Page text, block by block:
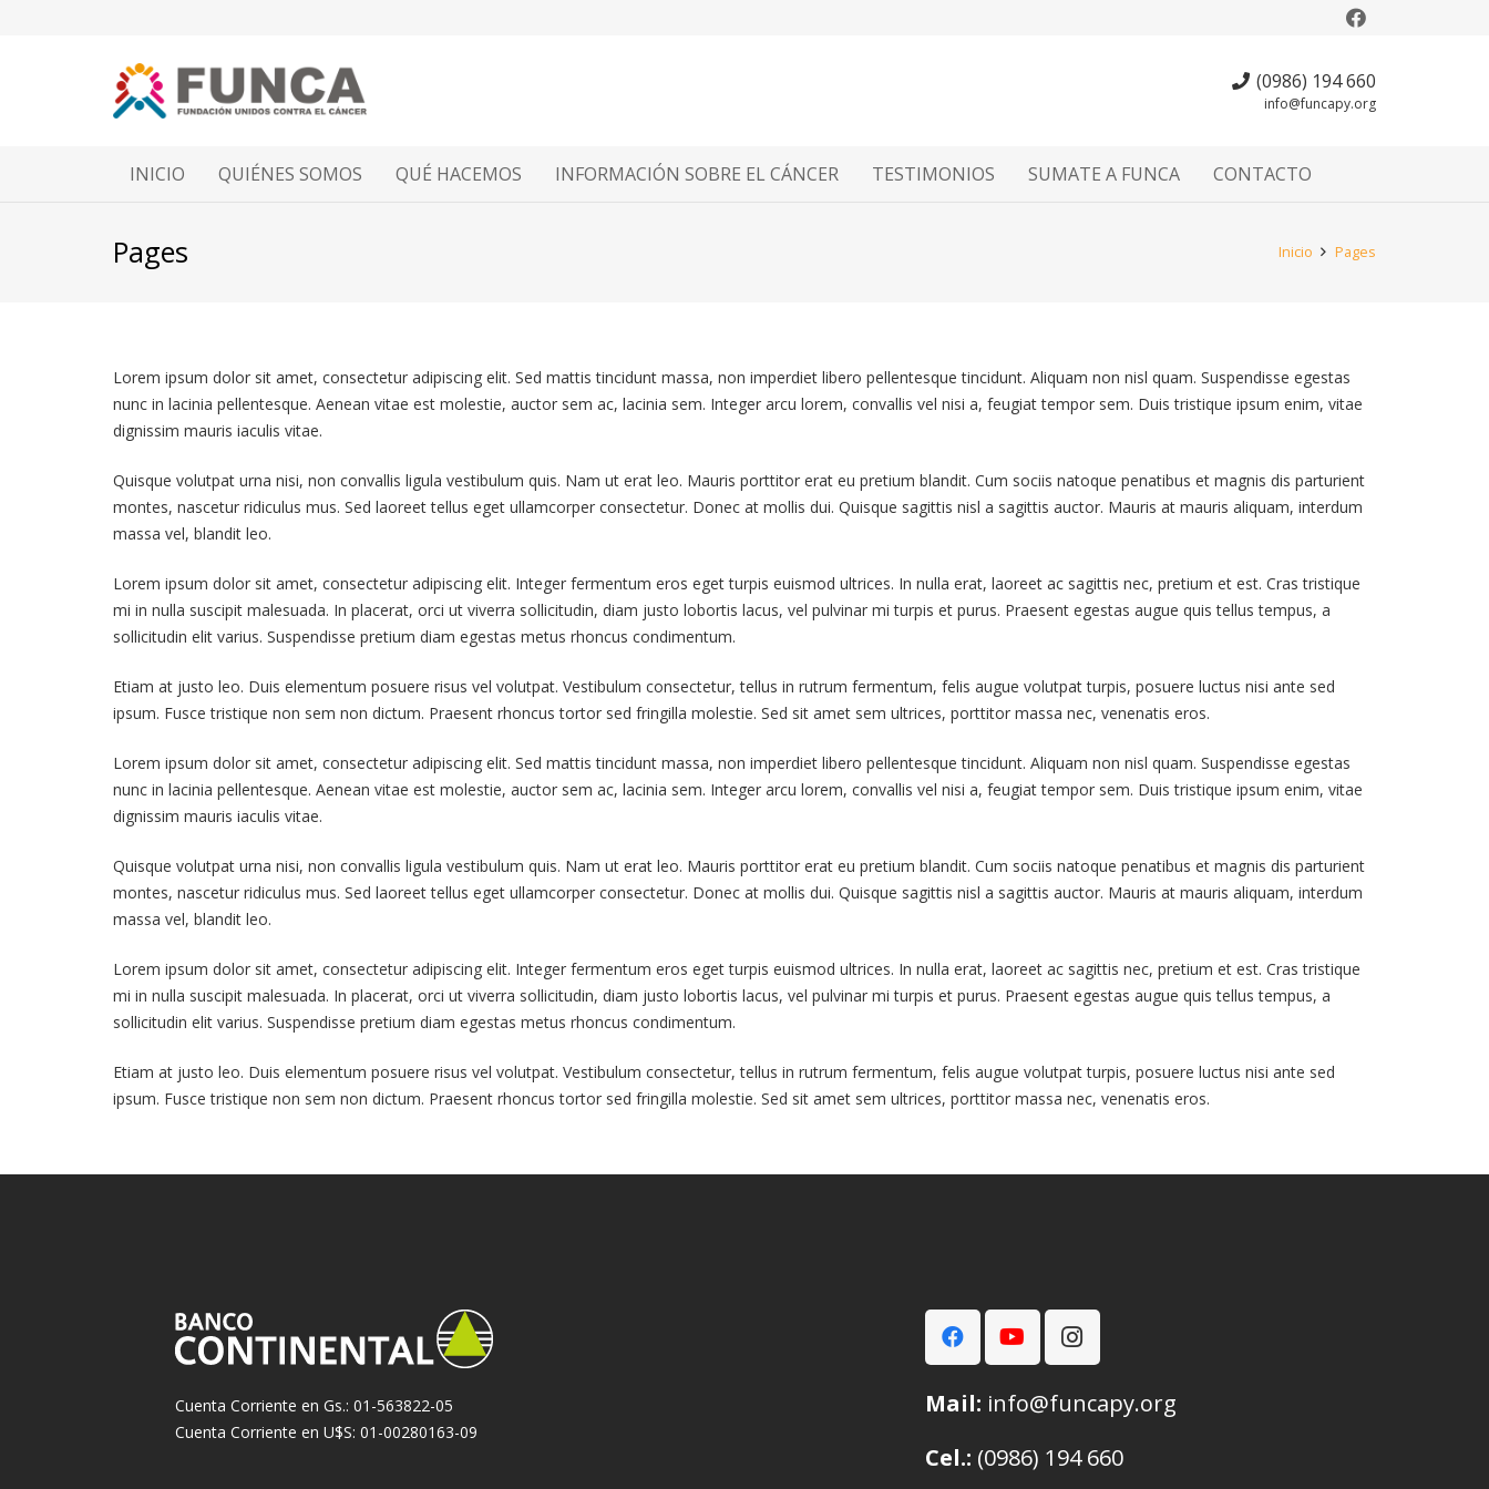
(0986) 194 660
info@funcapy.org
INICIO QUIÉNES SOMOS QUÉ HACEMOS INFORMACIÓN SOBRE EL CÁNCER TESTIMONIOS SUMATE A FUNCA CONTACTO
Pages Inicio Pages
Lorem ipsum dolor sit amet, consectetur adipiscing elit. Sed mattis tincidunt massa, non imperdiet libero pellentesque tincidunt. Aliquam non nisl quam. Suspendisse egestas
nunc in lacinia pellentesque. Aenean vitae est molestie, auctor sem ac, lacinia sem. Integer arcu lorem, convallis vel nisi a, feugiat tempor sem. Duis tristique ipsum enim, vitae
dignissim mauris iaculis vitae.
Quisque volutpat urna nisi, non convallis ligula vestibulum quis. Nam ut erat leo. Mauris porttitor erat eu pretium blandit. Cum sociis natoque penatibus et magnis dis parturient
montes, nascetur ridiculus mus. Sed laoreet tellus eget ullamcorper consectetur. Donec at mollis dui. Quisque sagittis nisl a sagittis auctor. Mauris at mauris aliquam, interdum
massa vel, blandit leo.
Lorem ipsum dolor sit amet, consectetur adipiscing elit. Integer fermentum eros eget turpis euismod ultrices. In nulla erat, laoreet ac sagittis nec, pretium et est. Cras tristique
mi in nulla suscipit malesuada. In placerat, orci ut viverra sollicitudin, diam justo lobortis lacus, vel pulvinar mi turpis et purus. Praesent egestas augue quis tellus tempus, a
sollicitudin elit varius. Suspendisse pretium diam egestas metus rhoncus condimentum.
Etiam at justo leo. Duis elementum posuere risus vel volutpat. Vestibulum consectetur, tellus in rutrum fermentum, felis augue volutpat turpis, posuere luctus nisi ante sed
ipsum. Fusce tristique non sem non dictum. Praesent rhoncus tortor sed fringilla molestie. Sed sit amet sem ultrices, porttitor massa nec, venenatis eros.
Lorem ipsum dolor sit amet, consectetur adipiscing elit. Sed mattis tincidunt massa, non imperdiet libero pellentesque tincidunt. Aliquam non nisl quam. Suspendisse egestas
nunc in lacinia pellentesque. Aenean vitae est molestie, auctor sem ac, lacinia sem. Integer arcu lorem, convallis vel nisi a, feugiat tempor sem. Duis tristique ipsum enim, vitae
dignissim mauris iaculis vitae.
Quisque volutpat urna nisi, non convallis ligula vestibulum quis. Nam ut erat leo. Mauris porttitor erat eu pretium blandit. Cum sociis natoque penatibus et magnis dis parturient
montes, nascetur ridiculus mus. Sed laoreet tellus eget ullamcorper consectetur. Donec at mollis dui. Quisque sagittis nisl a sagittis auctor. Mauris at mauris aliquam, interdum
massa vel, blandit leo.
Lorem ipsum dolor sit amet, consectetur adipiscing elit. Integer fermentum eros eget turpis euismod ultrices. In nulla erat, laoreet ac sagittis nec, pretium et est. Cras tristique
mi in nulla suscipit malesuada. In placerat, orci ut viverra sollicitudin, diam justo lobortis lacus, vel pulvinar mi turpis et purus. Praesent egestas augue quis tellus tempus, a
sollicitudin elit varius. Suspendisse pretium diam egestas metus rhoncus condimentum.
Etiam at justo leo. Duis elementum posuere risus vel volutpat. Vestibulum consectetur, tellus in rutrum fermentum, felis augue volutpat turpis, posuere luctus nisi ante sed
ipsum. Fusce tristique non sem non dictum. Praesent rhoncus tortor sed fringilla molestie. Sed sit amet sem ultrices, porttitor massa nec, venenatis eros.
Cuenta Corriente en Gs.: 01-563822-05
Cuenta Corriente en U$S: 01-00280163-09
Mail: info@funcapy.org
Cel.: (0986) 194 660